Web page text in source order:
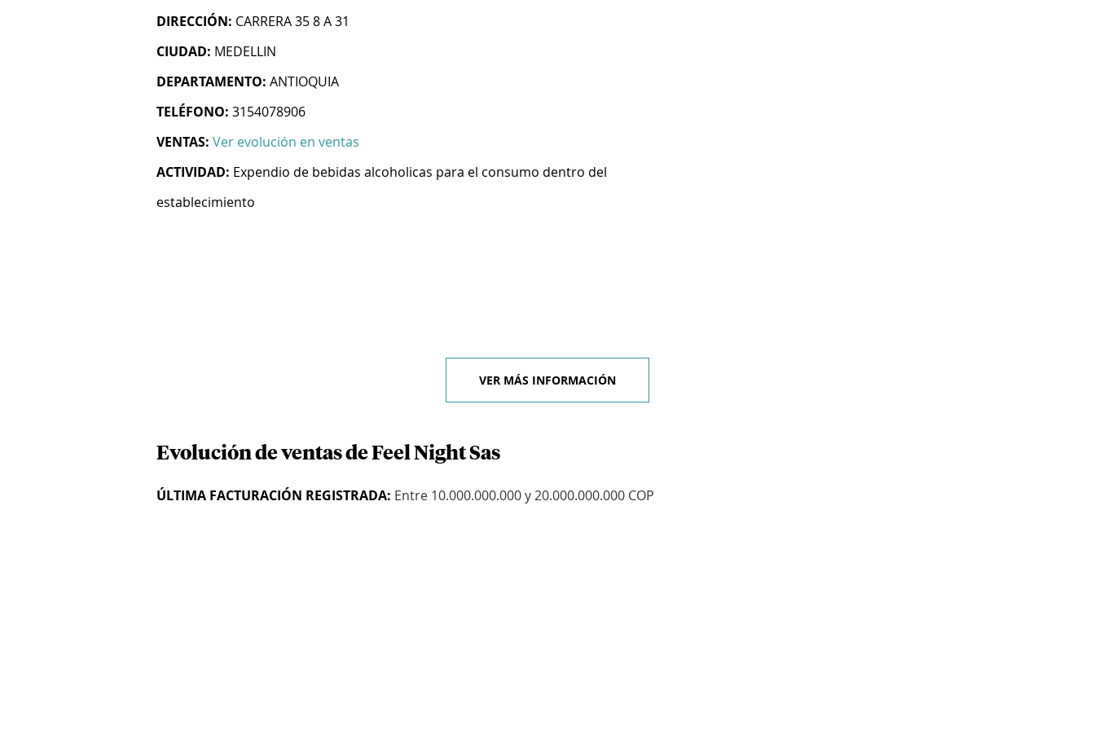
DIRECCIÓN: CARRERA 35 8 A 31
CIUDAD: MEDELLIN
DEPARTAMENTO: ANTIOQUIA
TELÉFONO: 3154078906
VENTAS: Ver evolución en ventas
ACTIVIDAD: Expendio de bebidas alcoholicas para el consumo dentro del
establecimiento
VER MÁS INFORMACIÓN
Evolución de ventas de Feel Night Sas
ÚLTIMA FACTURACIÓN REGISTRADA: Entre 10.000.000.000 y 20.000.000.000 COP